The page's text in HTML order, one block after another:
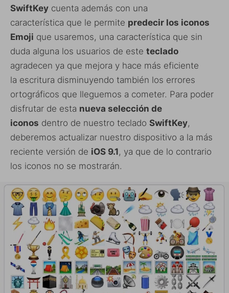
SwiftKey cuenta además con una
característica que le permite predecir los iconos
Emoji que usaremos, una característica que sin
duda alguna los usuarios de este teclado
agradecen ya que mejora y hace más eficiente
la escritura disminuyendo también los errores
ortográficos que lleguemos a cometer. Para poder
disfrutar de esta nueva selección de
iconos dentro de nuestro teclado SwiftKey,
deberemos actualizar nuestro dispositivo a la más
reciente versión de iOS 9.1, ya que de lo contrario
los iconos no se mostrarán.